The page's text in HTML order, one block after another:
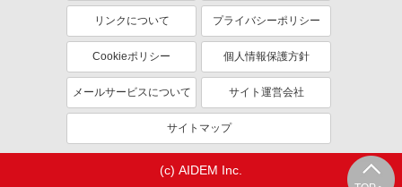
産休・育休取得実績あり
リンクについて プライバシーポリシー
Cookieポリシー 個人情報保護方針
メールサービスについて サイト運営会社
サイトマップ
(c) AIDEM Inc.